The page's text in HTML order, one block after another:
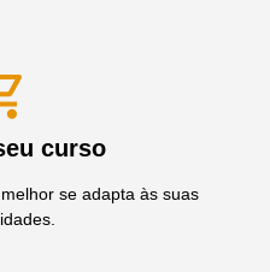
curso
se adapta às suas